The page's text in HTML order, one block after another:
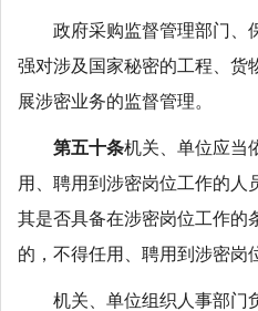
政府采购监督管理部门、
强对涉及国家秘密的工程、货
展涉密业务的监督管理。
第五十条机关、单位应当
用、聘用到涉密岗位工作的人
其是否具备在涉密岗位工作的
的，不得任用、聘用到涉密岗
机关、单位组织人事部门